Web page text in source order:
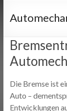
Die Bremse ist
Auto –
Entwicklungen